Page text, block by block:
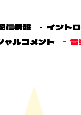
信情報 イント
ャルコメント 音